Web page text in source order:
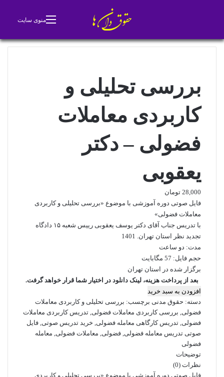
منوی سایت
بررسی تحلیلی و
کاربردی معاملات
فضولی – دکتر
یعقوبی
28,000 تومان
فایل صوتی دوره آموزشی با موضوع «بررسی تحلیلی و کاربردی
معاملات فضولی»
با تدریس جناب آقای دکتر یوسف یعقوبی رییس شعبه ۱۵ دادگاه
تجدید نظر استان تهران. 1401
مدت: دو ساعت
حجم فایل: 57 مگابایت
برگزار شده در استان تهران
بعد از پرداخت هزینه، لینک دانلود در اختیار شما قرار خواهد گرفت.
بررسی
تحلیلی
و
کاربردی
معاملات
فضولی
-
دکتر
یعقوبی
افزودن به سبد خرید
دسته: حقوق مدنی برچسب: بررسی تحلیلی و کاربردی معاملات
فضولی, بررسی کاربردی معاملات فضولی, تدریس کاربردی معاملات
فضولی, تدریس کارگاهی معامله فضولی, خرید تدریس صوتی, فایل
صوتی تدریس معامله فضولی, فضولی, معاملات فضولی, معامله
فضولی
توضیحات
نظرات (0)
فایل صوتی دوره آموزشی با موضوع «بررسی تحلیلی و کاربردی